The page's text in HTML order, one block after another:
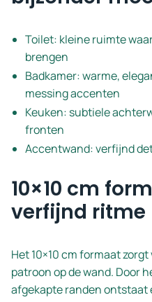
Toilet: kleine ruimte
brengen
Badkamer: warme,
messing accenten
Keuken: subtiele
fronten
Accentwand: verfijnd
10×10 cm
verfijnd ritme
Het 10×10 cm formaat
patroon op de wand. Door
afgekapte randen ontstaat